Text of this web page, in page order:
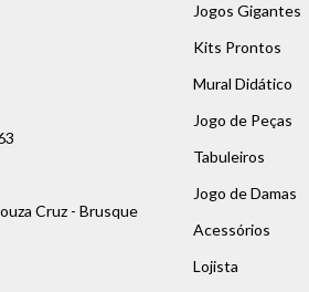
Cruz - Brusque
Jogos Gigantes
Kits Prontos
Mural Didático
Jogo de Peças
Tabuleiros
Jogo de Damas
Acessórios
Lojista